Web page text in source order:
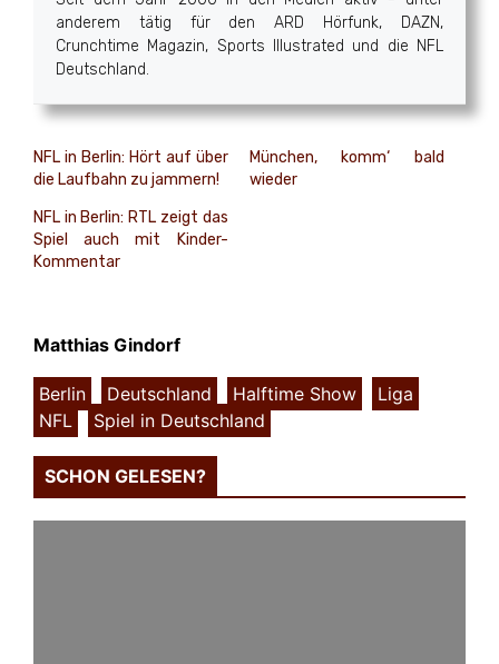
anderem tätig für den ARD Hörfunk, DAZN,
Crunchtime Magazin, Sports Illustrated und die NFL
Deutschland.
NFL in Berlin: Hört auf über
die Laufbahn zu jammern!
München, komm‘ bald
wieder
NFL in Berlin: RTL zeigt das
Spiel auch mit Kinder-
Kommentar
Matthias Gindorf
Berlin Deutschland Halftime Show Liga
NFL
Spiel in Deutschland
SCHON GELESEN?